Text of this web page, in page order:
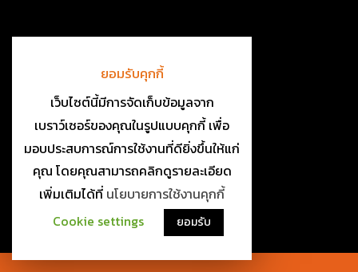
เข้าสู่เว็บไซต์
ยอมรับคุกกี้
เว็บไซต์นี้มีการจัดเก็บข้อมูลจาก
เบราว์เซอร์ของคุณในรูปแบบคุกกี้ เพื่อ
มอบประสบการณ์การใช้งานที่ดียิ่งขึ้นให้แก่
คุณ โดยคุณสามารถคลิกดูรายละเอียด
เพิ่มเติมได้ที่ นโยบายการใช้งานคุกกี้
Cookie settings
ยอมรับ